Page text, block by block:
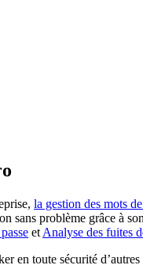
la gestion des mots
sans problème grâce à
et Analyse des fuites
en toute sécurité